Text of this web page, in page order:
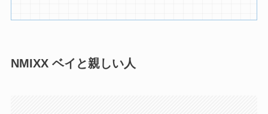
NMIXX ベイと親しい人